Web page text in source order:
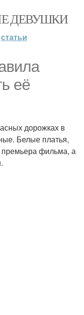
ДЕВУШКИ
статьи
её
дорожках в
Белые платья,
премьера фильма, а